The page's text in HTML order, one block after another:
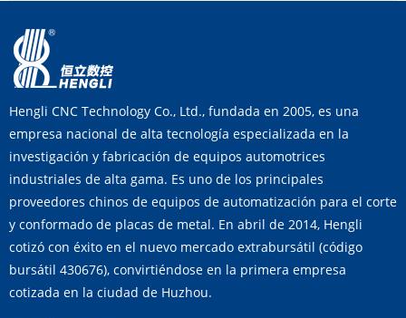
Hengli CNC Technology Co., Ltd., fundada en 2005, es una
empresa nacional de alta tecnología especializada en la
investigación y fabricación de equipos automotrices
industriales de alta gama. Es uno de los principales
proveedores chinos de equipos de automatización para el corte
y conformado de placas de metal. En abril de 2014, Hengli
cotizó con éxito en el nuevo mercado extrabursátil (código
bursátil 430676), convirtiéndose en la primera empresa
cotizada en la ciudad de Huzhou.